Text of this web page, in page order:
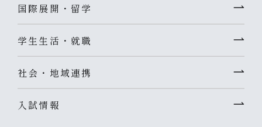
国際展開・留学
学生生活・就職
社会・地域連携
入試情報